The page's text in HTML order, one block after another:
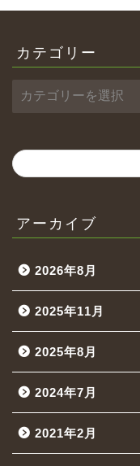
カテゴリー
アーカイブ
2026年8月
2025年11月
2025年8月
2024年7月
2021年2月